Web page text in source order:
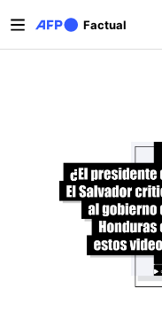
Factual
Solapas